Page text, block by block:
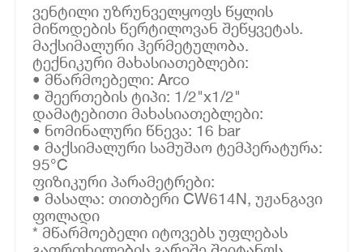
ვენტილი უზრუნველყოფს წყლის
მიწოდების წერტილოვან შეწყვეტას.
მაქსიმალური ჰერმეტულობა.
ტექნიკური მახასიათებლები:
• მწარმოებელი: Arco
• შეერთების ტიპი: 1/2"x1/2"
დამატებითი მახასიათებლები:
• ნომინალური წნევა: 16 bar
• მაქსიმალური სამუშაო ტემპერატურა:
95°C
ფიზიკური პარამეტრები:
• მასალა: თითბერი CW614N, უჟანგავი
ფოლადი
* მწარმოებელი იტოვებს უფლებას